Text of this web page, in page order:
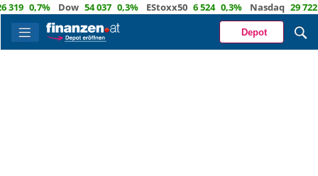
0,7% Dow 54 037 0,3% EStoxx50 6 524 0,3% Nasdaq 29 722
Depot